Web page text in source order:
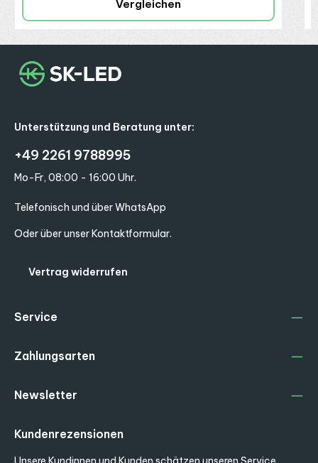
Vergleichen
Unterstützung und Beratung unter:
+49 2261 9788995
Mo-Fr, 08:00 - 16:00 Uhr.
Telefonisch und über WhatsApp
Oder über unserKontaktformular.
Vertrag widerrufen
Service
Zahlungsarten
Kundenrezensionen
Newsletter